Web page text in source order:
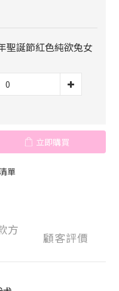
聖誕節紅色純欲兔女
立即購買
單
方
顧客評價